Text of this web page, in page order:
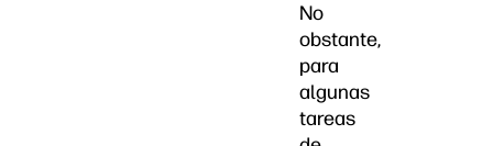
No
obstante,
para
algunas
tareas